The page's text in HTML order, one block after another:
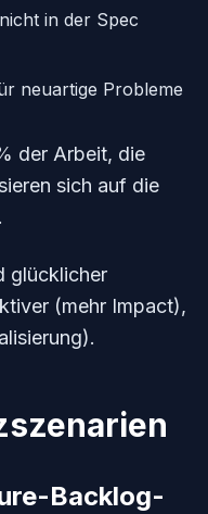
in der Spec
neuartige Probleme
der Arbeit, die
sich auf die
glücklicher
(mehr Impact),
Backlog-